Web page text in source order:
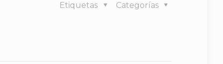
Categorías
Etiquetas